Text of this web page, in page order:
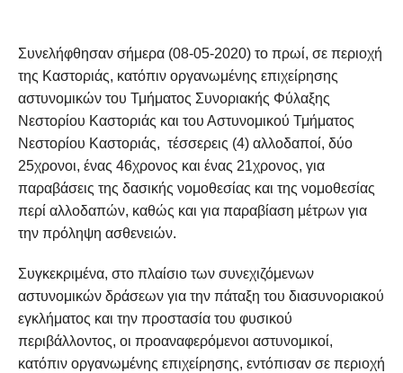
Συνελήφθησαν σήμερα (08-05-2020) το πρωί, σε περιοχή
της Καστοριάς, κατόπιν οργανωμένης επιχείρησης
αστυνομικών του Τμήματος Συνοριακής Φύλαξης
Νεστορίου Καστοριάς και του Αστυνομικού Τμήματος
Νεστορίου Καστοριάς, τέσσερεις (4) αλλοδαποί, δύο
25χρονοι, ένας 46χρονος και ένας 21χρονος, για
παραβάσεις της δασικής νομοθεσίας και της νομοθεσίας
περί αλλοδαπών, καθώς και για παραβίαση μέτρων για
την πρόληψη ασθενειών.
Συγκεκριμένα, στο πλαίσιο των συνεχιζόμενων
αστυνομικών δράσεων για την πάταξη του διασυνοριακού
εγκλήματος και την προστασία του φυσικού
περιβάλλοντος, οι προαναφερόμενοι αστυνομικοί,
κατόπιν οργανωμένης επιχείρησης, εντόπισαν σε περιοχή